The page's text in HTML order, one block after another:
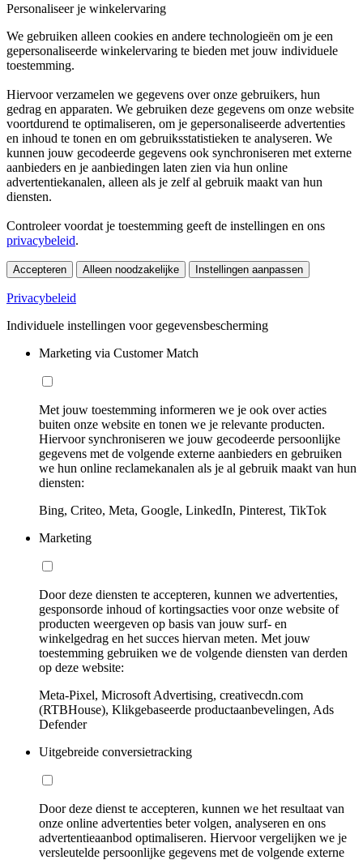
Personaliseer je winkelervaring
We gebruiken alleen cookies en andere technologieën om je een
gepersonaliseerde winkelervaring te bieden met jouw individuele
toestemming.
Hiervoor verzamelen we gegevens over onze gebruikers, hun
gedrag en apparaten. We gebruiken deze gegevens om onze website
voortdurend te optimaliseren, om je gepersonaliseerde advertenties
en inhoud te tonen en om gebruiksstatistieken te analyseren. We
kunnen jouw gecodeerde gegevens ook synchroniseren met externe
aanbieders en je aanbiedingen laten zien via hun online
advertentiekanalen, alleen als je zelf al gebruik maakt van hun
diensten.
Controleer voordat je toestemming geeft de instellingen en ons
privacybeleid.
Accepteren Alleen noodzakelijke Instellingen aanpassen
Privacybeleid
Individuele instellingen voor gegevensbescherming
Marketing via Customer Match
Met jouw toestemming informeren we je ook over acties
buiten onze website en tonen we je relevante producten.
Hiervoor synchroniseren we jouw gecodeerde persoonlijke
gegevens met de volgende externe aanbieders en gebruiken
we hun online reclamekanalen als je al gebruik maakt van hun
diensten:
Bing, Criteo, Meta, Google, LinkedIn, Pinterest, TikTok
Marketing
Door deze diensten te accepteren, kunnen we advertenties,
gesponsorde inhoud of kortingsacties voor onze website of
producten weergeven op basis van jouw surf- en
winkelgedrag en het succes hiervan meten. Met jouw
toestemming gebruiken we de volgende diensten van derden
op deze website:
Meta-Pixel, Microsoft Advertising, creativecdn.com
(RTBHouse), Klikgebaseerde productaanbevelingen, Ads
Defender
Uitgebreide conversietracking
Door deze dienst te accepteren, kunnen we het resultaat van
onze online advertenties beter volgen, analyseren en ons
advertentieaanbod optimaliseren. Hiervoor vergelijken we je
versleutelde persoonlijke gegevens met de volgende externe